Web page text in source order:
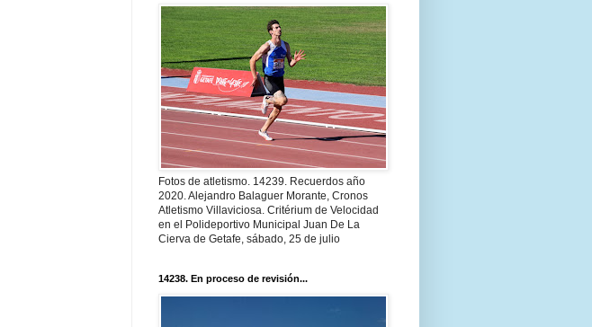
Fotos de atletismo. 14239. Recuerdos año
2020. Alejandro Balaguer Morante, Cronos
Atletismo Villaviciosa. Critérium de Velocidad
en el Polideportivo Municipal Juan De La
Cierva de Getafe, sábado, 25 de julio
14238. En proceso de revisión...